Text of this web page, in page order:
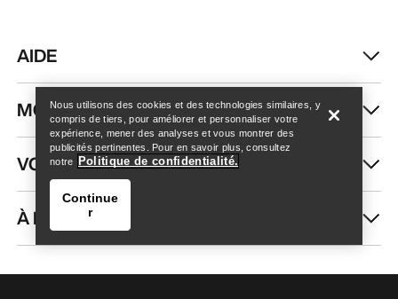
Trouver un magasin Help
AIDE
MON COMPTE
VOIR PLUS
À PROPOS DE NOUS
Nous utilisons des cookies et des technologies similaires, y
compris de tiers, pour améliorer et personnaliser votre
expérience, mener des analyses et vous montrer des
publicités pertinentes. Pour en savoir plus, consultez
notre
Politique de confidentialité.
Continue
r